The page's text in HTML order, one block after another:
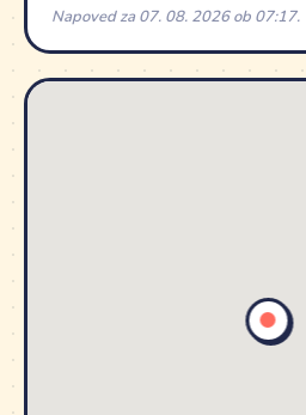
Napoved za 07. 08. 2026 ob 07:17.